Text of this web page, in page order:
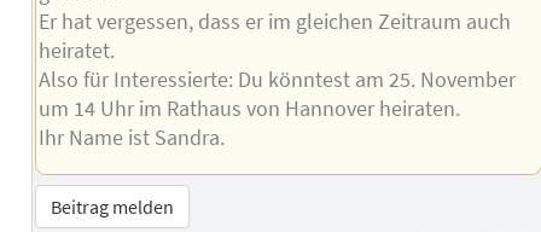
Er hat vergessen, dass er im gleichen Zeitraum auch
heiratet.
Also für Interessierte: Du könntest am 25. November
um 14 Uhr im Rathaus von Hannover heiraten.
Ihr Name ist Sandra.
Beitrag melden